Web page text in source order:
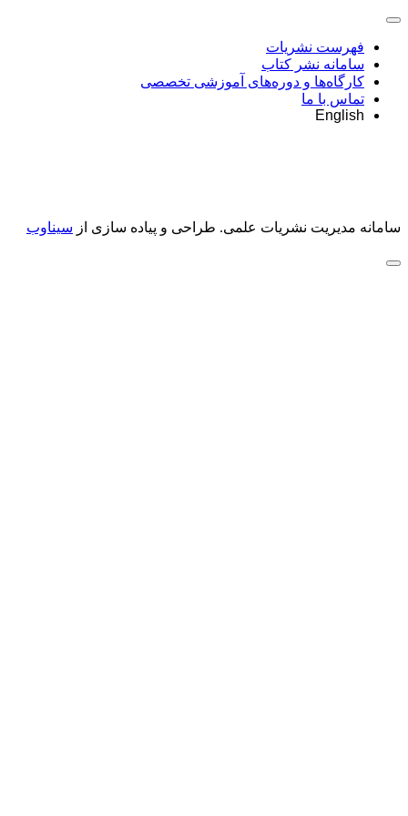
فهرست نشریات
سامانه نشر کتاب
کارگاه‌ها و دوره‌های آموزشی تخصصی
تماس با ما
English
سامانه مدیریت نشریات علمی. طراحی و پیاده سازی از سیناوب